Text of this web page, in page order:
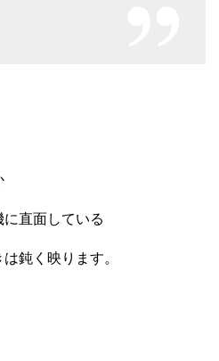
直面している
鈍く映ります。